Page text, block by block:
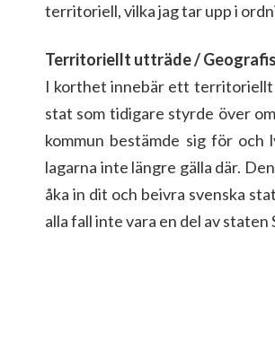
territoriell, vilka jag tar upp i
Territoriellt utträde /
I korthet innebär ett
stat som tidigare styrde över
kommun bestämde sig för
lagarna inte längre gälla där.
åka in dit och beivra svenska
alla fall inte vara en del av staten